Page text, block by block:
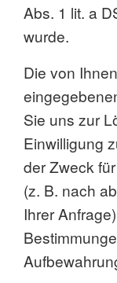
Abs. 1 lit. a
wurde.
Die von
Sie uns zur
Einwilligung
der Zweck
(z. B. nach
Ihrer